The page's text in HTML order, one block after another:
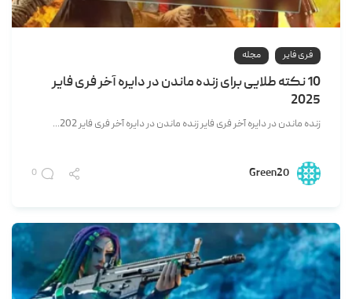
فری فایر مجله
10 نکته طلایی برای زنده ماندن در دایره آخر فری فایر
2025
زنده ماندن در دایره آخر فری فایر زنده ماندن در دایره آخر فری فایر 202...
Green20
0